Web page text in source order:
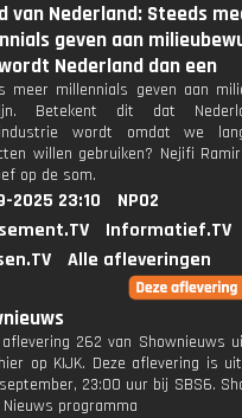
van Nederland: Steeds
geven aan
Nederland dan een
meer millennials geven aan
Betekent dit dat
wordt omdat we
willen gebruiken? Nejifi
op de som.
2025 23:10
NPO2
Informatief.TV
Alle afleveringen
aflevering 262 van Shownieuws
op KIJK. Deze aflevering is
23:00 uur bij SBS6.
programma